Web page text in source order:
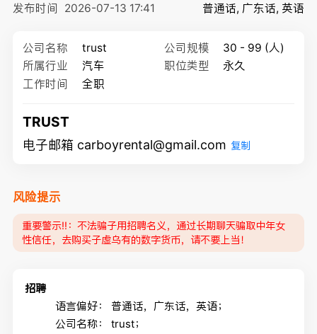
发布时间 2026-07-13 17:41 普通话, 广东话, 英语
公司名称 trust 公司规模
30 - 99 (人)
所属行业
汽车 职位类型
永久
工作时间
全职
TRUST
电子邮箱 carboyrental@gmail.com 复制
风险提示
重要警示‼️：不法骗子用招聘名义，通过长期聊天骗取中年女
性信任，去购买子虚乌有的数字货币，请不要上当！
招聘
语言偏好：
普通话，广东话，英语；
公司名称：
trust；